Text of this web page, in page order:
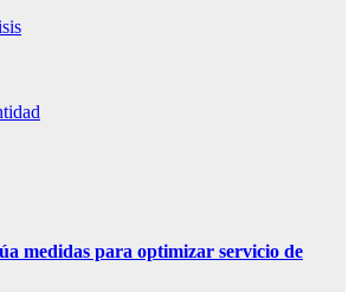
medidas para optimizar servicio de